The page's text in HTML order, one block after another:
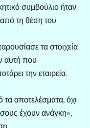
συμβούλιο ήταν
από τη θέση του.
τα στοιχεία
αυτή που
την εταιρεία.
τα αποτελέσματα, όχι
έχουν ανάγκη»,